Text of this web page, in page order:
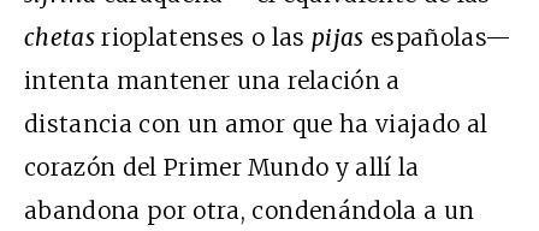
chetas rioplatenses o las pijas españolas—
intenta mantener una relación a
distancia con un amor que ha viajado al
corazón del Primer Mundo y allí la
abandona por otra, condenándola a un